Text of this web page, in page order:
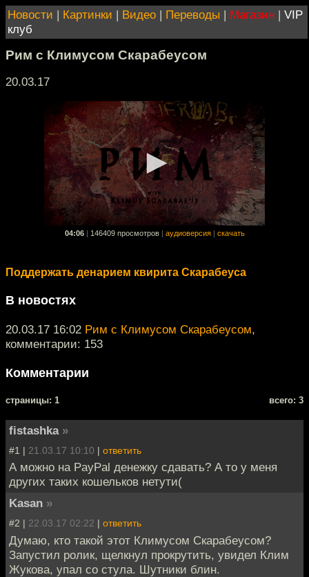
Новости | Картинки | Видео | Переводы | Магазин | VIP
клуб
Рим с Климусом Скарабеусом
20.03.17
04:06 146409 просмотров аудиоверсия скачать
Поддержать денарием квирита Скарабеуса
В новостях
20.03.17 16:02 Рим с Климусом Скарабеусом,
комментарии: 153
Комментарии
cтраницы: 1 всего: 3
fistashka »
#1 | 21.03.17 10:10 | ответить
А можно на PayPal денежку сдавать? А то у меня
других таких кошельков нетути(
Kasan »
#2 | 22.03.17 02:22 | ответить
Думаю, кто такой этот Климусом Скарабеусом?
Запустил ролик, щелкнул прокрутить, увидел Клим
Жукова, упал со стула. Шутники блин.